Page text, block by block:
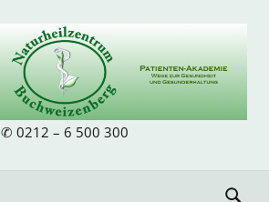
✆ 0212 – 6 500 300